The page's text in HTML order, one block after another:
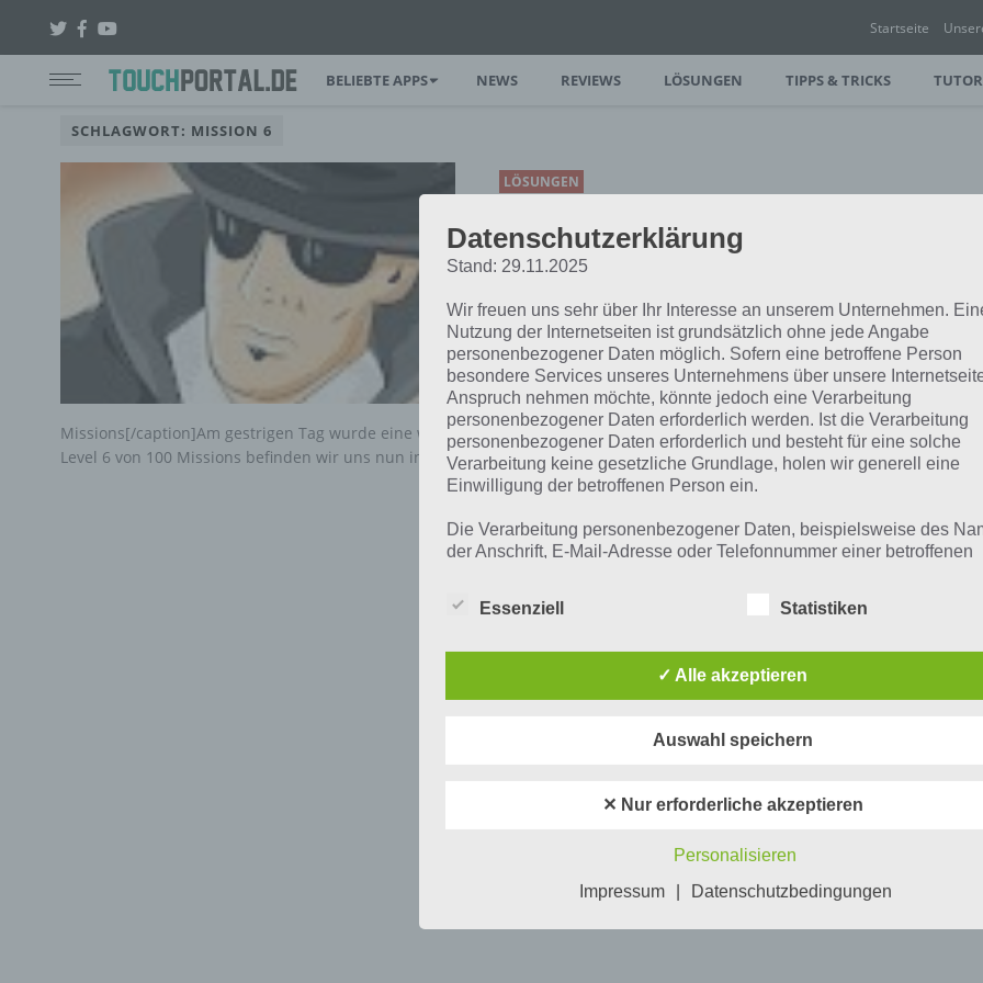
Startseite
BELIEBTE APPS NEWS REVIEWS LÖSUNGEN TIPPS & TRICKS
SCHLAGWORT: MISSION 6
LÖSUNGEN
100 MISSIONS LEVEL 6
LÖSUNG UND
WALKTHROUGH FÜR
ANDROID
PAUL STELZER-05. OKTOBER 2012
[caption id="attachment_2489"
align="alignleft" width="124"] 100
Missions[/caption]Am gestrigen Tag wurde eine weitere Mission bei 100 Missions hinzugefügt. In
Level 6 von 100 Missions befinden wir uns nun in…
Datenschutzerklärung
Stand: 29.11.2025
Wir freuen uns sehr über Ihr Interesse an unserem Unternehmen.
Nutzung der Internetseiten ist grundsätzlich ohne jede Angabe
personenbezogener Daten möglich. Sofern eine betroffene Person
besondere Services unseres Unternehmens über unsere
Anspruch nehmen möchte, könnte jedoch eine Verarbeitung
personenbezogener Daten erforderlich werden. Ist die Verarbeitung
personenbezogener Daten erforderlich und besteht für eine solche
Verarbeitung keine gesetzliche Grundlage, holen wir generell eine
Einwilligung der betroffenen Person ein.
Die Verarbeitung personenbezogener Daten, beispielsweise des
der Anschrift, E-Mail-Adresse oder Telefonnummer einer betroffenen
Datenschutzbestimmungen. Mittels dieser Datenschutzerklärung
informieren. Ferner werden betroffene Personen mittels dieser
Datenschutzerklärung über die ihnen zustehenden Rechte
Wir haben als für die Verarbeitung Verantwortlicher zahlreiche
personenbezogenen Daten sicherzustellen. Dennoch können
aufweisen, sodass ein absoluter Schutz nicht gewährleistet werden
Aus diesem Grund steht es jeder betroffenen Person frei,
personenbezogene Daten auch auf alternativen Wegen,
Essenziell Statistiken
✓ Alle akzeptieren
Auswahl speichern
✕ Nur erforderliche akzeptieren
Personalisieren
Impressum
Datenschutzbedingungen